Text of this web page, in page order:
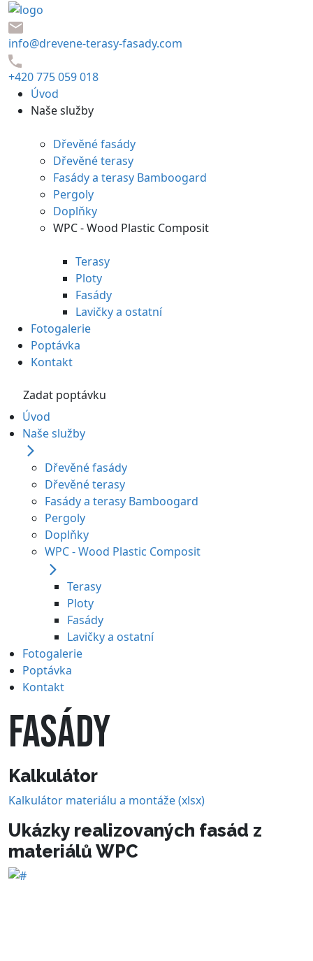
info@drevene-terasy-fasady.com
+420 775 059 018
Úvod
Naše služby
Dřevěné fasády
Dřevěné terasy
Fasády a terasy Bamboogard
Pergoly
Doplňky
WPC - Wood Plastic Composit
Terasy
Ploty
Fasády
Lavičky a ostatní
Fotogalerie
Poptávka
Kontakt
Zadat poptávku
Úvod
Naše služby
Dřevěné fasády
Dřevěné terasy
Fasády a terasy Bamboogard
Pergoly
Doplňky
WPC - Wood Plastic Composit
Terasy
Ploty
Fasády
Lavičky a ostatní
Fotogalerie
Poptávka
Kontakt
FASÁDY
Kalkulátor
Kalkulátor materiálu a montáže (xlsx)
Ukázky realizovaných fasád z
materiálů WPC